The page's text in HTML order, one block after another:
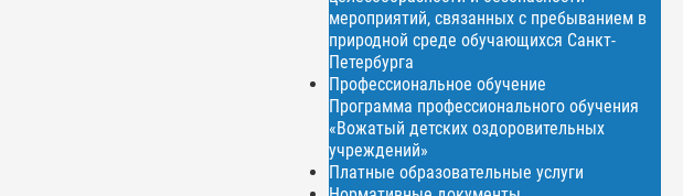
мероприятий, связанных с пребыванием в
природной среде обучающихся Санкт-
Петербурга
Профессиональное обучение
Программа профессионального обучения
«Вожатый детских оздоровительных
учреждений»
Платные образовательные услуги